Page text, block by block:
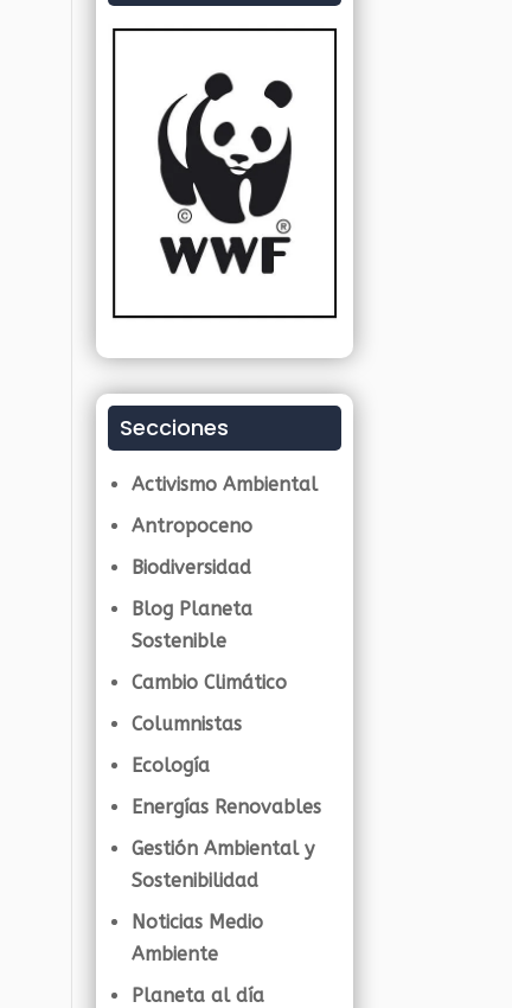
Secciones
Activismo Ambiental
Antropoceno
Biodiversidad
Blog Planeta
Sostenible
Cambio Climático
Columnistas
Ecología
Energías Renovables
Gestión Ambiental y
Sostenibilidad
Noticias Medio
Ambiente
Planeta al día